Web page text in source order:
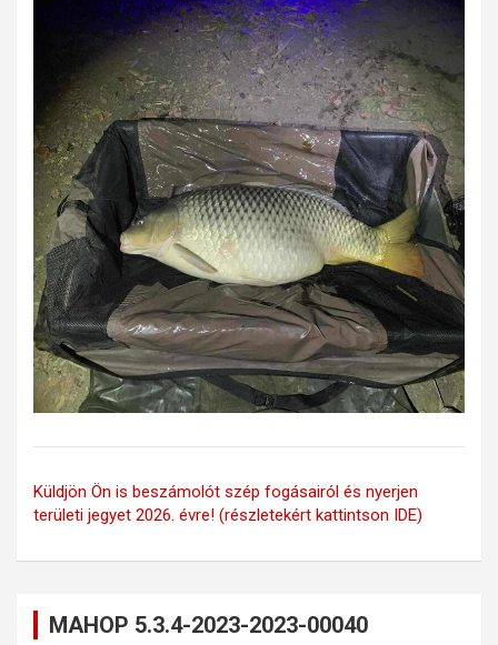
Küldjön Ön is beszámolót szép fogásairól és nyerjen
területi jegyet 2026. évre! (részletekért kattintson IDE)
MAHOP 5.3.4-2023-2023-00040